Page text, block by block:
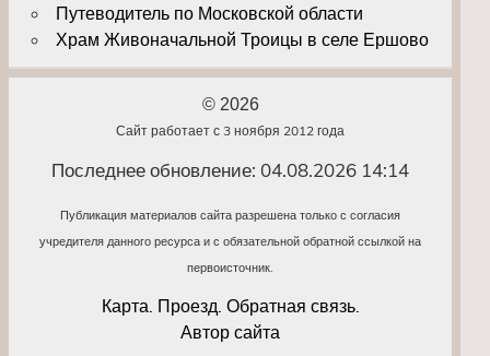
Путеводитель по Московской области
Храм Живоначальной Троицы в селе Ершово
© 2026
Сайт работает с 3 ноября 2012 года
Последнее обновление: 04.08.2026 14:14
Публикация материалов сайта разрешена только с согласия
учредителя данного ресурса и с обязательной обратной ссылкой на
первоисточник.
Карта. Проезд. Обратная связь.
Автор сайта